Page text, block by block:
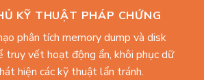
KỸ THUẬT PHÁP CHỨNG
phân tích memory dump và disk
truy vết hoạt động ẩn, khôi phục dữ
hiện các kỹ thuật lẩn tránh.